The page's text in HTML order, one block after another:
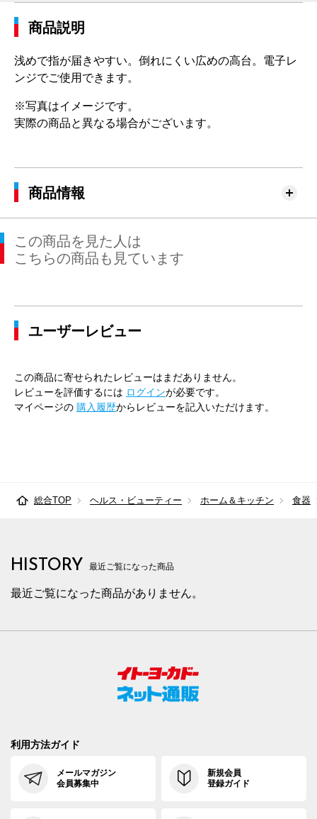
商品説明
浅めで指が届きやすい。倒れにくい広めの高台。電子レ
ンジでご使用できます。
※写真はイメージです。
実際の商品と異なる場合がございます。
商品情報
この商品を見た人は
こちらの商品も見ています
ユーザーレビュー
この商品に寄せられたレビューはまだありません。
レビューを評価するには ログインが必要です。
マイページの 購入履歴からレビューを記入いただけます。
総合TOP ヘルス・ビューティー ホーム＆キッチン 食器
HISTORY 最近ご覧になった商品
最近ご覧になった商品がありません。
利用方法ガイド
メールマガジン
会員募集中
新規会員
登録ガイド